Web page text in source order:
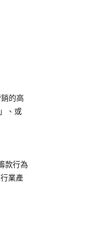
的高
、或
款行為
業產